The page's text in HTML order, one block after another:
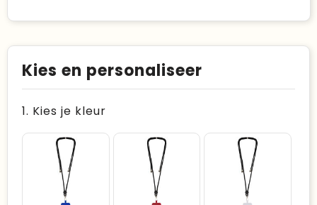
Kies en personaliseer
1. Kies je kleur